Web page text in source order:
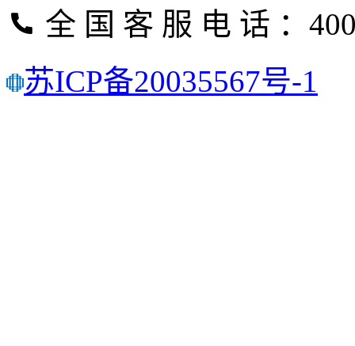
全 国 客 服 电 话 ：
苏ICP备20035567号-1